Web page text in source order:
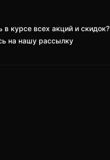
в курсе всех акций и скидок?
на нашу рассылку